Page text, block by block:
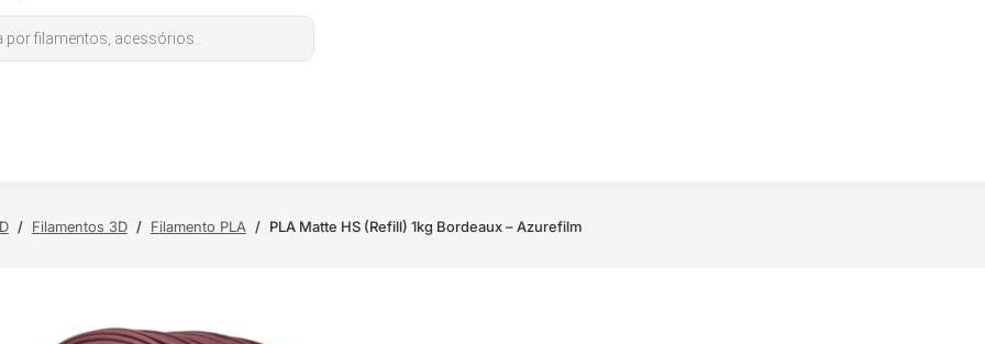
/ Filamentos 3D / Filamento PLA / PLA Matte HS (Refill) 1kg Bordeaux – Azurefilm